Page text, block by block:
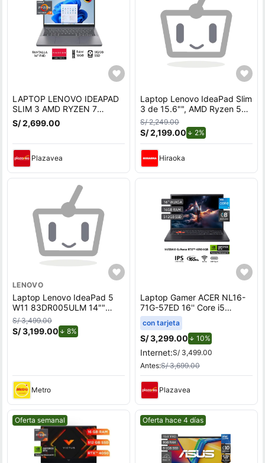
LAPTOP LENOVO IDEAPAD
SLIM 3 AMD RYZEN 7
7735HS RAM 16GB SSD
512GB 14 OLED FHD GRIS
S/ 2,699.00
Plazavea
Laptop Lenovo IdeaPad Slim
3 de 15.6"", AMD Ryzen 5
7520U, 16GB RAM, disco
sólido de 512GB, modelo
82XQ00LYLM + Maletín
S/ 2,249.00
S/ 2,199.00 2%de descuento.
Hiraoka
LENOVO
Laptop Lenovo IdeaPad 5
W11 83DR005ULM 14""
WUXGA AMD Ryzen 7-
8845HS 512GB SSD 16GB
S/ 3,499.00
S/ 3,199.00 8%
Metro
Laptop Gamer ACER NL16-
71G-57ED 16'' Core i5
13420H 16GB 512GB SSD
RTX 4050 6GB
con tarjeta
S/ 3,299.00 10%de descuento.
Internet:S/ 3,499.00
Antes:S/ 3,699.00
Plazavea
Mejor precio.
Oferta semanal Mejor precio.
Oferta hace 4 días